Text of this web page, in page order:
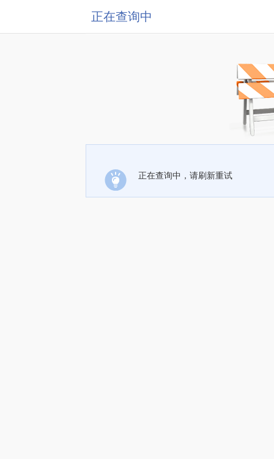
正在查询中
正在查询中，请刷新重试